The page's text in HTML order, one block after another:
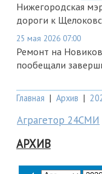
Нижегородская
дороги к
25 мая 2026 07:00
Ремонт на
пообещали
Главная | Архив |
Аграгетор 24СМИ
АРХИВ